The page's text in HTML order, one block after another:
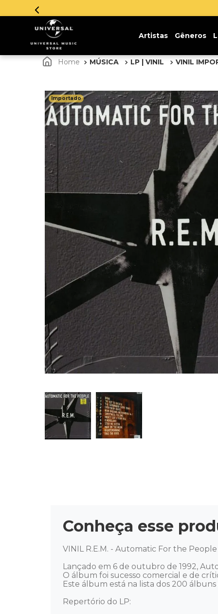
Artistas Gêneros
MÚSICA LP | VINIL VINIL
Importado
Conheça esse
VINIL R.E.M. - Automatic For the
Lançado em 6 de outubro de 1992,
O álbum foi sucesso comercial e de
Este álbum está na lista dos 200
Repertório do LP: